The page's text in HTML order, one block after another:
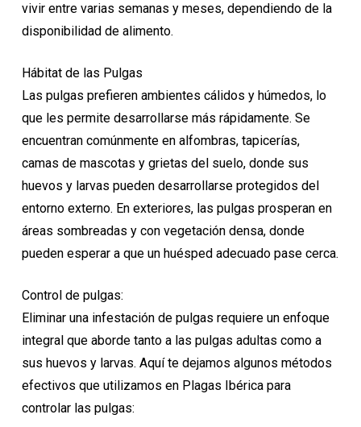
vivir entre varias semanas y meses, dependiendo de la
disponibilidad de alimento.
Hábitat de las Pulgas
Las pulgas prefieren ambientes cálidos y húmedos, lo
que les permite desarrollarse más rápidamente. Se
encuentran comúnmente en alfombras, tapicerías,
camas de mascotas y grietas del suelo, donde sus
huevos y larvas pueden desarrollarse protegidos del
entorno externo. En exteriores, las pulgas prosperan en
áreas sombreadas y con vegetación densa, donde
pueden esperar a que un huésped adecuado pase cerca.
Control de pulgas:
Eliminar una infestación de pulgas requiere un enfoque
integral que aborde tanto a las pulgas adultas como a
sus huevos y larvas. Aquí te dejamos algunos métodos
efectivos que utilizamos en Plagas Ibérica para
controlar las pulgas: